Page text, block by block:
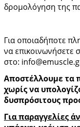
δρομολόγηση της
Για οποιαδήποτε
να επικοινωνήσετε
στο:
Αποστέλλουμε τα
χωρίς να
δυσπρόσιτους
Για παραγγελίες